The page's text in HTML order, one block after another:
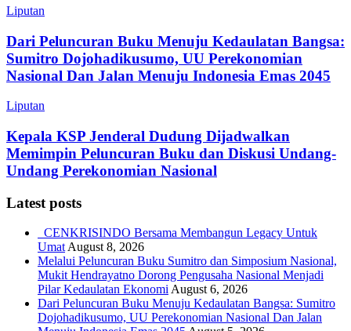
Liputan
Dari Peluncuran Buku Menuju Kedaulatan Bangsa:
Sumitro Dojohadikusumo, UU Perekonomian
Nasional Dan Jalan Menuju Indonesia Emas 2045
Liputan
Kepala KSP Jenderal Dudung Dijadwalkan
Memimpin Peluncuran Buku dan Diskusi Undang-
Undang Perekonomian Nasional
Latest posts
CENKRISINDO Bersama Membangun Legacy Untuk
UmatAugust 8, 2026
Melalui Peluncuran Buku Sumitro dan Simposium Nasional,
Mukit Hendrayatno Dorong Pengusaha Nasional Menjadi
Pilar Kedaulatan EkonomiAugust 6, 2026
Dari Peluncuran Buku Menuju Kedaulatan Bangsa: Sumitro
Dojohadikusumo, UU Perekonomian Nasional Dan Jalan